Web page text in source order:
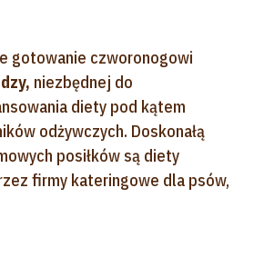
gotowanie czworonogowi
niezbędnej do
diety pod kątem
odżywczych. Doskonałą
posiłków są diety
firmy kateringowe dla psów,